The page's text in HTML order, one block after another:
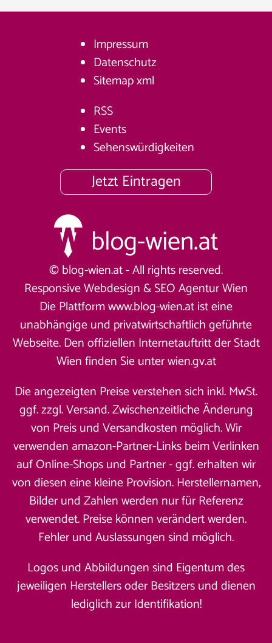
Impressum
Datenschutz
Sitemapxml
RSS
Events
Sehenswürdigkeiten
Jetzt Eintragen
© blog-wien.at - All rights reserved.
Responsive Webdesign &SEO Agentur Wien
Die Plattform www.blog-wien.at ist eine
unabhängige und privatwirtschaftlich geführte
Webseite. Den offiziellen Internetauftritt der Stadt
Wien finden Sie unterwien.gv.at
Die angezeigten Preise verstehen sich inkl. MwSt.
ggf. zzgl. Versand. Zwischenzeitliche Änderung
von Preis und Versandkosten möglich. Wir
verwenden amazon-Partner-Links beim Verlinken
auf Online-Shops und Partner - ggf. erhalten wir
von diesen eine kleine Provision. Herstellernamen,
Bilder und Zahlen werden nur für Referenz
verwendet. Preise können verändert werden.
Fehler und Auslassungen sind möglich.
Logos und Abbildungen sind Eigentum des
jeweiligen Herstellers oder Besitzers und dienen
lediglich zur Identifikation!